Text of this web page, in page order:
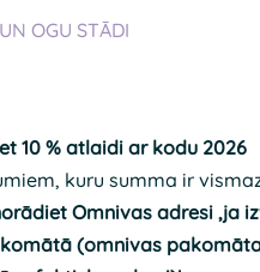
OGU STĀDI
10 % atlaidi ar kodu 2026
kuru summa ir
Omnivas adresi ,ja
(omnivas